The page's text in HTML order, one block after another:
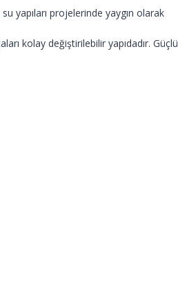
yapıları projelerinde yaygın olarak
kolay değiştirilebilir yapıdadır. Güçlü